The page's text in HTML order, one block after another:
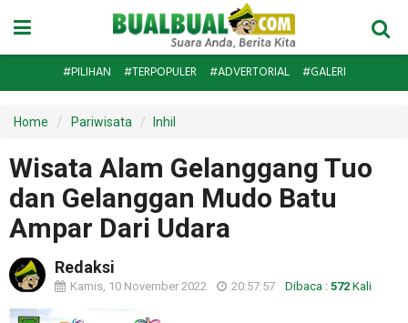
#PILIHAN #TERPOPULER #ADVERTORIAL #GALERI
Home Pariwisata Inhil
Wisata Alam Gelanggang Tuo
dan Gelanggan Mudo Batu
Ampar Dari Udara
Redaksi
Kamis, 10 November 2022 20:57:57 Dibaca : 572 Kali